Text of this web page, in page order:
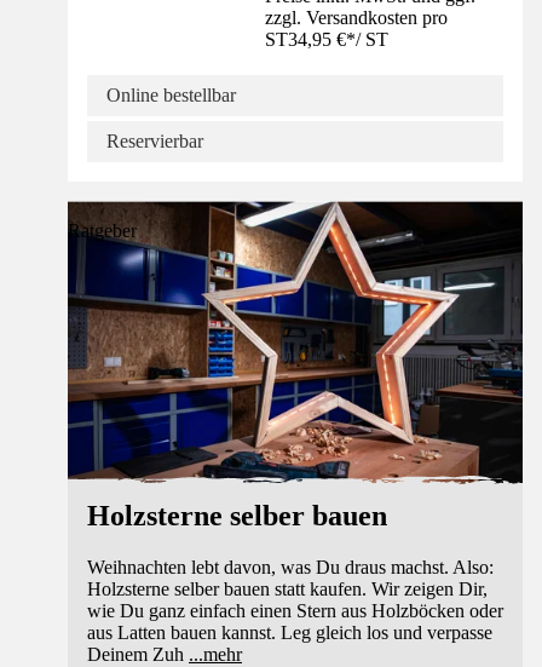
zzgl. Versandkosten pro
ST34,95 €*/ ST
Online bestellbar
Reservierbar
Ratgeber
Holzsterne selber bauen
Weihnachten lebt davon, was Du draus machst. Also:
Holzsterne selber bauen statt kaufen. Wir zeigen Dir,
wie Du ganz einfach einen Stern aus Holzböcken oder
aus Latten bauen kannst. Leg gleich los und verpasse
Deinem Zuh ...mehr